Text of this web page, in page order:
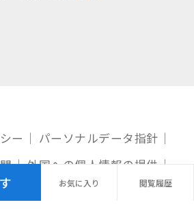
お気に 入り 閲覧履歴
ー
パーソナルデータ指針
外国への個人情報の提供
ップ